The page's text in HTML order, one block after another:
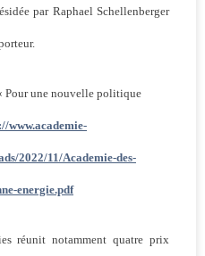
par Raphael Schellenberger
Pour une nouvelle politique
www.academie-
2022/11/Academie-des-
energie.pdf
réunit notamment quatre prix